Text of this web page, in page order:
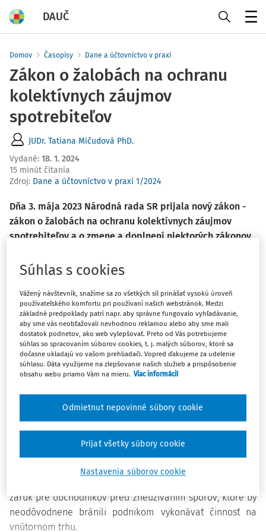
DAUČ
Domov Časopisy Dane a účtovníctvo v praxi
Zákon o žalobách na ochranu
kolektívnych záujmov
spotrebiteľov
JUDr. Tatiana Mičudová PhD.
Vydané: 18. 1. 2024
15 minút čítania
Zdroj: Dane a účtovníctvo v praxi 1/2024
Dňa 3. mája 2023 Národná rada SR prijala nový zákon -
zákon o žalobách na ochranu kolektívnych záujmov
spotrebiteľov a o zmene a doplnení niektorých zákonov
261/2023 Z.z. (ďalej len "zákon o žalobách
vyhlásenia a čiastočne dňa 25. júna 2023.
Prostredníctvom zákona o žalobách boli novelizované aj
viaceré ďalšie predpisy, napr. zákon č.160/2015 Z.z. Civilný
sporový poriadokv z. n. p. (ďalej len "CSP"), zákon
Slovenskej rady č.71/1992 Zb.o súdnych poplatkoch a
poplatku za výpis z registra trestov v z. n. p. (ďalej len "
zákon o súdnych poplatkoch"), zákon č.250/2007 Z.z.o
ochrane spotrebiteľa a o zmene zákona Slovenskej
národnej rady č.372/1990 Zb.o priestupkoch v z. n. p.
zákon o ochrane spotrebiteľa") a ďalšie.
potrebnej rovnováhy medzi zlepšujúcim sa prístupom
záruk pre obchodníkov pred zneužívaním sporov, ktoré by
neodôvodnene bránili podnikom vykonávať činnosť na
vnútornom trhu.
Súhlas s cookies
Vážený návštevník, snažíme sa zo všetkých síl prinášať vysokú úroveň
používateľského komfortu pri používaní našich webstránok. Medzi
základné predpoklady patrí napr. aby správne fungovalo vyhľadávanie,
aby sme vás neobťažovali nevhodnou reklamou alebo aby sme mali
dostatok podnetov, ako web vylepšovať. Preto od Vás potrebujeme
súhlas so spracovaním súborov cookies, t. j. malých súborov, ktoré sa
dočasne ukladajú vo vašom prehliadači. Vopred ďakujeme za udelenie
súhlasu. Dáta využijeme na zlepšovanie našich služieb a prispôsobenie
obsahu webu priamo Vám na mieru. Viac informácií
Nastavenia súborov cookie
Odmietnut nepovinné súbory cookie
Prijať všetky súbory cookie